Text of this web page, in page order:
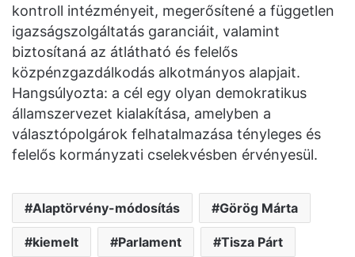
kontroll intézményeit, megerősítené a független
igazságszolgáltatás garanciáit, valamint
biztosítaná az átlátható és felelős
közpénzgazdálkodás alkotmányos alapjait.
Hangsúlyozta: a cél egy olyan demokratikus
államszervezet kialakítása, amelyben a
választópolgárok felhatalmazása tényleges és
felelős kormányzati cselekvésben érvényesül.
Alaptörvény-módosítás Görög Márta
kiemelt Parlament Tisza Párt